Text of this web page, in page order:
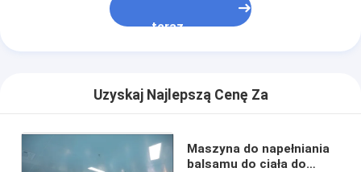
teraz
Uzyskaj Najlepszą Cenę Za
Maszyna do napełniania
balsamu do ciała do